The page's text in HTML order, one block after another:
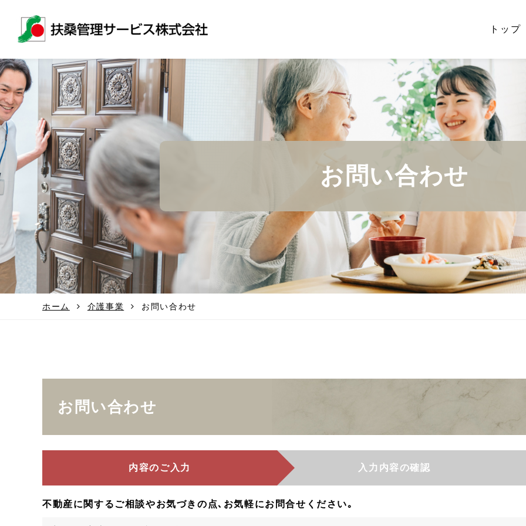
トップ
お問い合わせ
ホーム 介護事業 お問い合わせ
お問い合わせ
内容のご入力 入力内容の確認
不動産に関するご相談やお気づきの点､お気軽にお問合せください｡